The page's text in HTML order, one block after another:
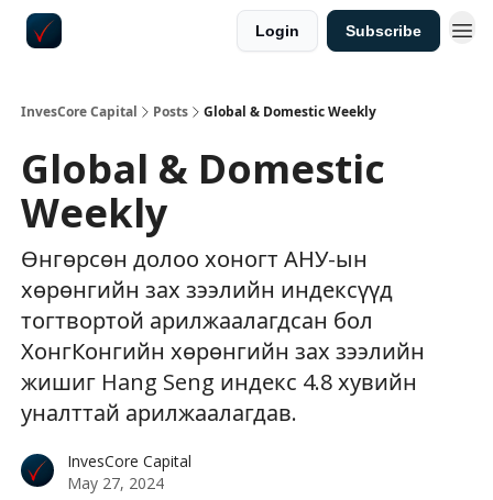
Login Subscribe
InvesCore Capital Posts Global & Domestic Weekly
Global & Domestic
Weekly
Өнгөрсөн долоо хоногт АНУ-ын
хөрөнгийн зах зээлийн индексүүд
тогтвортой арилжаалагдсан бол
ХонгКонгийн хөрөнгийн зах зээлийн
жишиг Hang Seng индекс 4.8 хувийн
уналттай арилжаалагдав.
InvesCore Capital
May 27, 2024